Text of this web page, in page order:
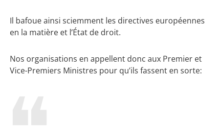
Il bafoue ainsi sciemment les directives européennes
en la matière et l’État de droit.
Nos organisations en appellent donc aux Premier et
Vice-Premiers Ministres pour qu’ils fassent en sorte: